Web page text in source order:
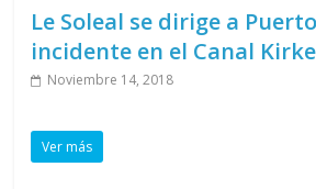
Le Soleal se dirige a
incidente en el Canal Kirke
Noviembre 14, 2018
Ver más